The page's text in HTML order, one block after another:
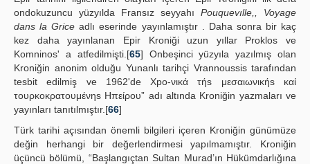
ondokuzuncu yüzyılda Fransız seyyahı Pouquevılle,, Voyage
dans la Grice adlı eserinde yayınlamıştır . Daha sonra bir kaç
kez daha yayınlanan Epir Kroniği uzun yıllar Proklos ve
Komninos' a atfedilmişti.[65] Onbeşinci yüzyıla yazılmış olan
Kroniğin anonim olduğu Yunanlı tarihçi Vrannoussis tarafından
tesbit edilmiş ve 1962'de Xpo-νικά τήs μεσαιωνικήs καί
τουρκοκρατουμένηs Ηπείρου” adı altında Kroniğin yazmaları ve
yayınları tanıtılmıştır.[66]
Türk tarihi açısından önemli bilgileri içeren Kroniğin günümüze
değin herhangi bir değerlendirmesi yapılmamıştır. Kroniğin
üçüncü bölümü, “Başlangıçtan Sultan Murad’ın Hükümdarlığına